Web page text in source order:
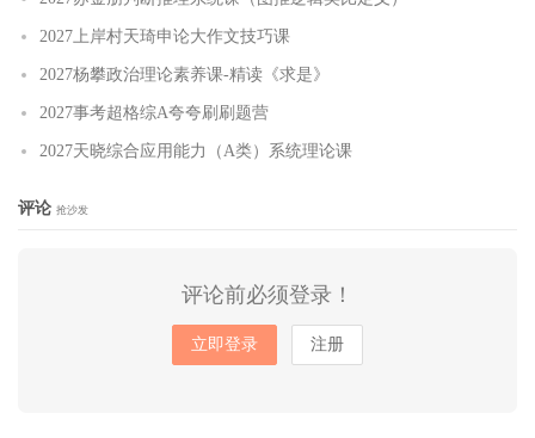
2027上岸村天琦申论大作文技巧课
2027杨攀政治理论素养课-精读《求是》
2027事考超格综A夸夸刷刷题营
2027天晓综合应用能力（A类）系统理论课
评论 抢沙发
评论前必须登录！
立即登录 注册